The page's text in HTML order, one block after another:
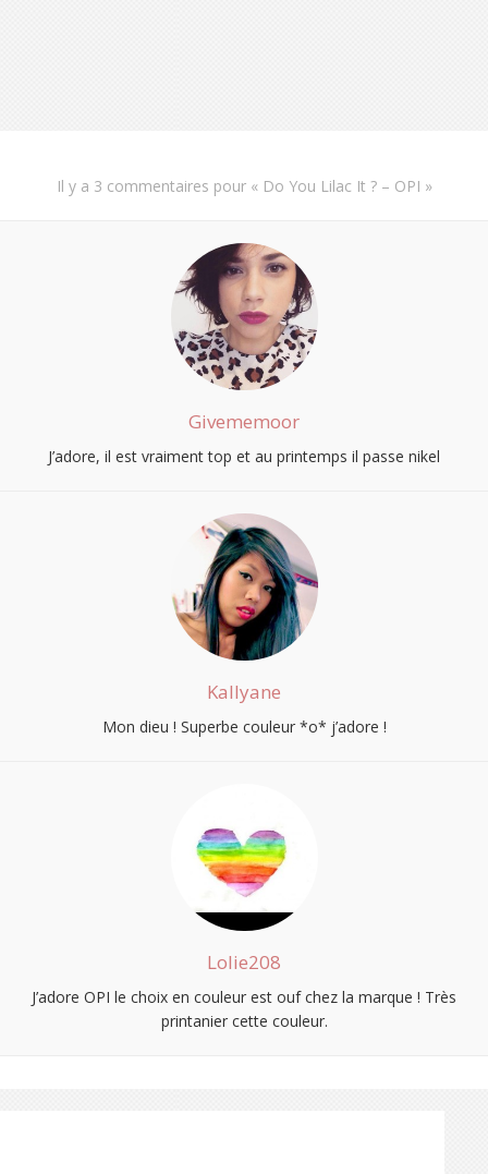
S'INSCRIRE
Il y a 3 commentaires pour « Do You Lilac It ? – OPI »
Givememoor
J’adore, il est vraiment top et au printemps il passe nikel
Kallyane
Mon dieu ! Superbe couleur *o* j’adore !
Lolie208
J’adore OPI le choix en couleur est ouf chez la marque ! Très
printanier cette couleur.